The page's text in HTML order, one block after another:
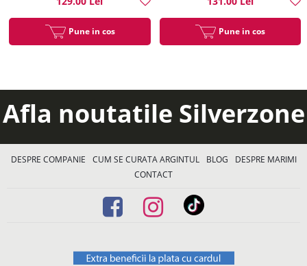
Pune in cos Pune in cos
Afla noutatile Silverzone
DESPRE COMPANIE CUM SE CURATA ARGINTUL BLOG
DESPRE MARIMI
CONTACT